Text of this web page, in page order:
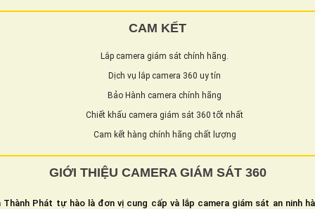
CAM KẾT
Lắp camera giám sát chính hãng.
Dịch vụ lắp camera 360 uy tín
Bảo Hành camera chính hãng
Chiết khấu camera giám sát 360 tốt nhất
Cam kết hàng chính hãng chất lượng
GIỚI THIỆU CAMERA GIÁM SÁT 360
Thành Phát tự hào là đơn vị cung cấp và lắp camera giám sát an ninh